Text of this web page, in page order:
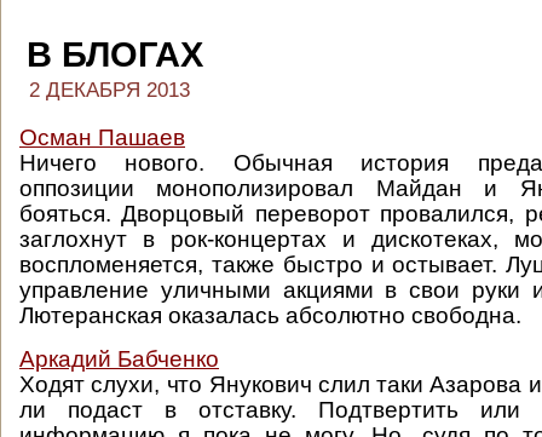
В БЛОГАХ
2 ДЕКАБРЯ 2013
Осман Пашаев
Ничего нового. Обычная история
оппозиции монополизировал Майдан и
бояться. Дворцовый переворот провалился,
заглохнут в рок-концертах и дискотеках,
воспломеняется, также быстро и остывает.
управление уличными акциями в свои руки
Лютеранская оказалась абсолютно свободна.
Аркадий Бабченко
Ходят слухи, что Янукович слил таки Азарова
ли подаст в отставку. Подтвертить или